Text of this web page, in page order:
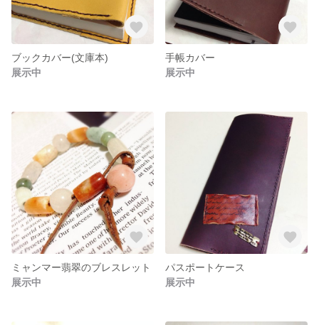
ブックカバー(文庫本)
展示中
手帳カバー
展示中
ミャンマー翡翠のブレスレット
展示中
パスポートケース
展示中